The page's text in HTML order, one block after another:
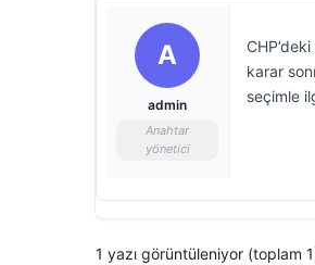
A
admin
Anahtar
yönetici
karar
seçimle
1 yazı görüntüleniyor (toplam